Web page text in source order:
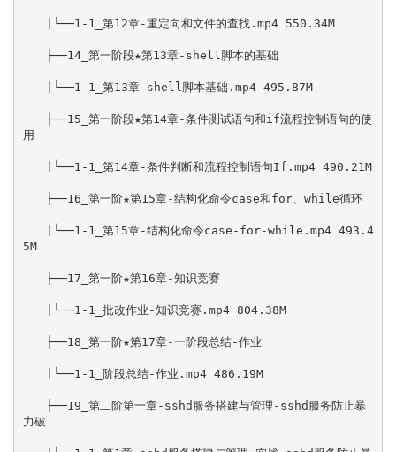
|└──1-1_第12章-重定向和文件的查找.mp4 550.34M
├──14_第一阶段★第13章-shell脚本的基础
|└──1-1_第13章-shell脚本基础.mp4 495.87M
├──15_第一阶段★第14章-条件测试语句和if流程控制语句的使
用
|└──1-1_第14章-条件判断和流程控制语句If.mp4 490.21M
├──16_第一阶★第15章-结构化命令case和for、while循环
|└──1-1_第15章-结构化命令case-for-while.mp4 493.4
5M
├──17_第一阶★第16章-知识竞赛
|└──1-1_批改作业-知识竞赛.mp4 804.38M
├──18_第一阶★第17章-一阶段总结-作业
|└──1-1_阶段总结-作业.mp4 486.19M
├──19_第二阶第一章-sshd服务搭建与管理-sshd服务防止暴
力破